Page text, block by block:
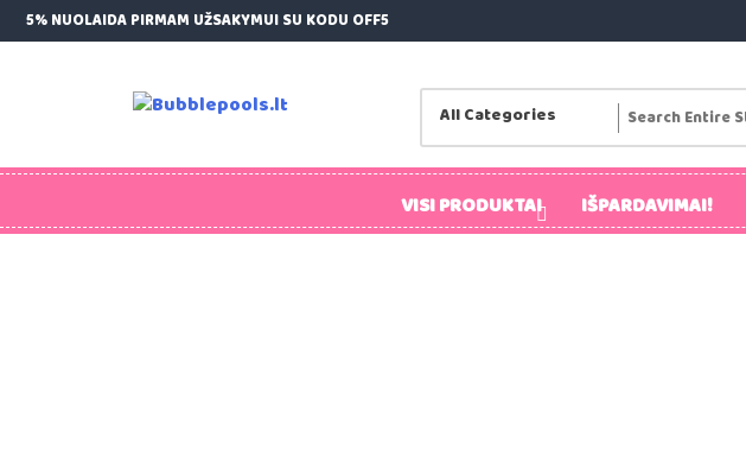
Skip
to
5% NUOLAIDA PIRMAM UŽSAKYMUI SU KODU OFF5
VISI PRODUKTAI IŠPARDAVIMAI!